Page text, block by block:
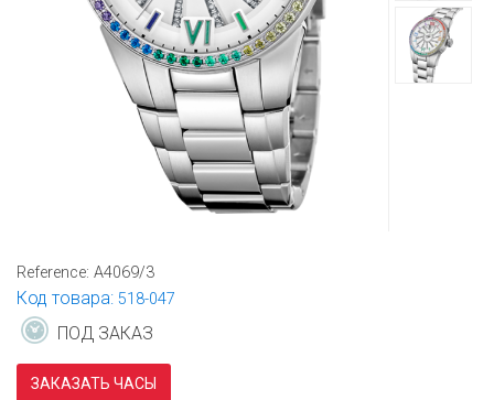
Reference: A4069/3
Код товара: 518-047
ПОД ЗАКАЗ
ЗАКАЗАТЬ ЧАСЫ